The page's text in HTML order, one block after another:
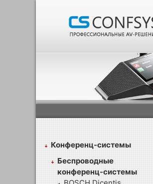
Конференц-системы
Беспроводные
конференц-системы